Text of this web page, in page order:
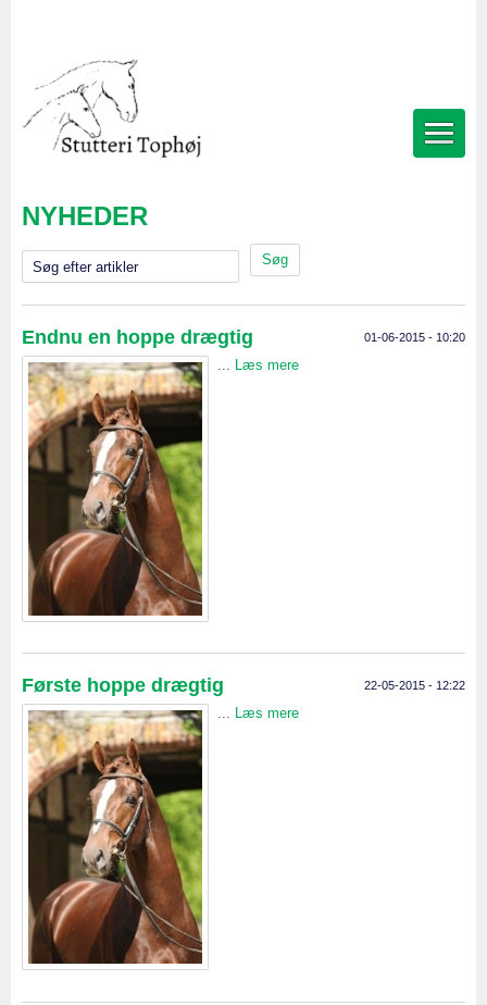
NYHEDER
Søg efter artikler
Endnu en hoppe drægtig 01-06-2015 - 10:20
Læs mere
Første hoppe drægtig 22-05-2015 - 12:22
... Læs mere